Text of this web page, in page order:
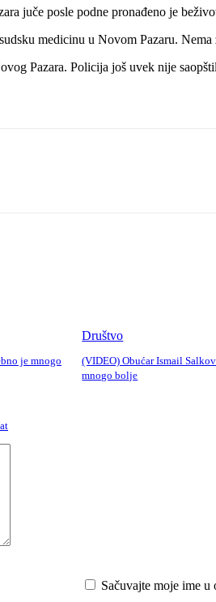
juče posle podne pronađeno je
medicinu u Novom Pazaru.
Pazara. Policija još uvek nije
je mnogo
Društvo
(VIDEO) Obućar Ismail
mnogo bolje
Sačuvajte moje ime u